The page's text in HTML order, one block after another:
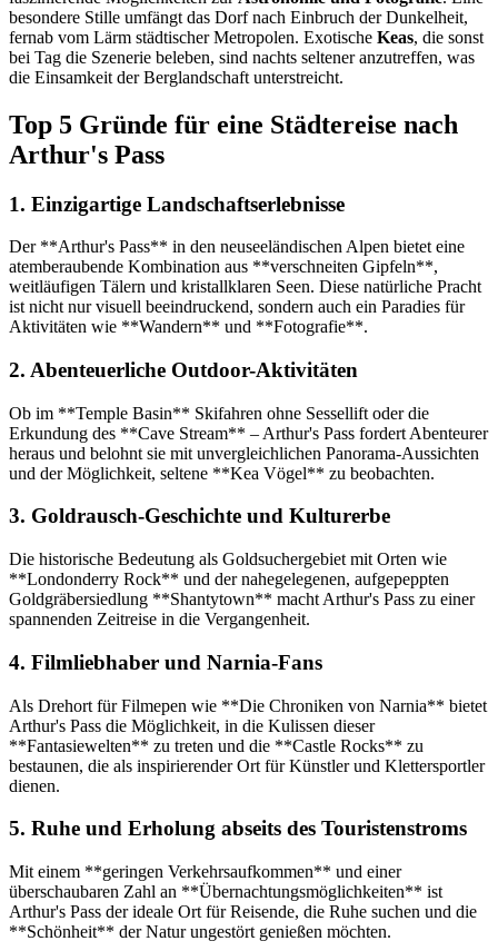
besondere Stille umfängt das Dorf nach Einbruch der Dunkelheit,
fernab vom Lärm städtischer Metropolen. Exotische Keas, die sonst
bei Tag die Szenerie beleben, sind nachts seltener anzutreffen, was
die Einsamkeit der Berglandschaft unterstreicht.
Top 5 Gründe für eine Städtereise nach
Arthur's Pass
1. Einzigartige Landschaftserlebnisse
Der **Arthur's Pass** in den neuseeländischen Alpen bietet eine
atemberaubende Kombination aus **verschneiten Gipfeln**,
weitläufigen Tälern und kristallklaren Seen. Diese natürliche Pracht
ist nicht nur visuell beeindruckend, sondern auch ein Paradies für
Aktivitäten wie **Wandern** und **Fotografie**.
2. Abenteuerliche Outdoor-Aktivitäten
Ob im **Temple Basin** Skifahren ohne Sessellift oder die
Erkundung des **Cave Stream** – Arthur's Pass fordert Abenteurer
heraus und belohnt sie mit unvergleichlichen Panorama-Aussichten
und der Möglichkeit, seltene **Kea Vögel** zu beobachten.
3. Goldrausch-Geschichte und Kulturerbe
Die historische Bedeutung als Goldsuchergebiet mit Orten wie
**Londonderry Rock** und der nahegelegenen, aufgepeppten
Goldgräbersiedlung **Shantytown** macht Arthur's Pass zu einer
spannenden Zeitreise in die Vergangenheit.
4. Filmliebhaber und Narnia-Fans
Als Drehort für Filmepen wie **Die Chroniken von Narnia** bietet
Arthur's Pass die Möglichkeit, in die Kulissen dieser
**Fantasiewelten** zu treten und die **Castle Rocks** zu
bestaunen, die als inspirierender Ort für Künstler und Klettersportler
dienen.
5. Ruhe und Erholung abseits des Touristenstroms
Mit einem **geringen Verkehrsaufkommen** und einer
überschaubaren Zahl an **Übernachtungsmöglichkeiten** ist
Arthur's Pass der ideale Ort für Reisende, die Ruhe suchen und die
**Schönheit** der Natur ungestört genießen möchten.